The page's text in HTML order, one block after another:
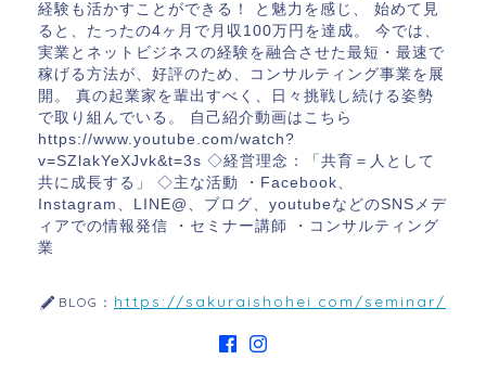
経験も活かすことができる！ と魅力を感じ、 始めて見
ると、たったの4ヶ月で月収100万円を達成。 今では、
実業とネットビジネスの経験を融合させた最短・最速で
稼げる方法が、好評のため、コンサルティング事業を展
開。 真の起業家を輩出すべく、日々挑戦し続ける姿勢
で取り組んでいる。 自己紹介動画はこちら
https://www.youtube.com/watch?
v=SZlakYeXJvk&t=3s ◇経営理念：「共育＝人として
共に成長する」 ◇主な活動 ・Facebook、
Instagram、LINE@、ブログ、youtubeなどのSNSメデ
ィアでの情報発信 ・セミナー講師 ・コンサルティング
業
BLOG： https://sakuraishohei.com/seminar/